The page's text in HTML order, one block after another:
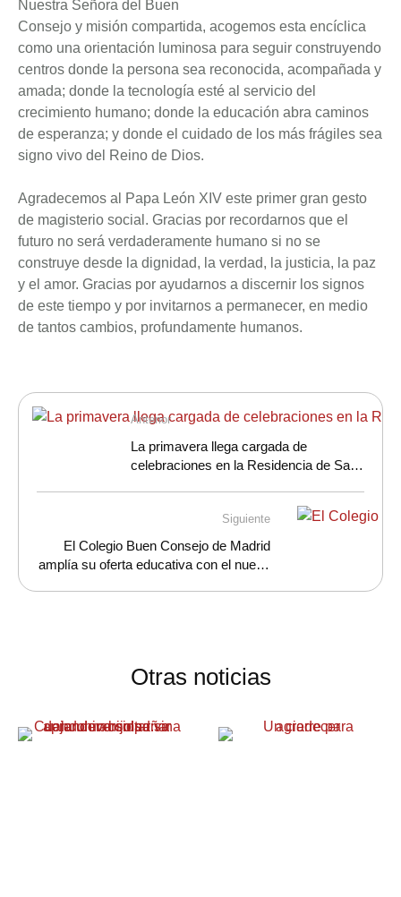
Nuestra Señora del Buen
Consejo y misión compartida, acogemos esta encíclica
como una orientación luminosa para seguir construyendo
centros donde la persona sea reconocida, acompañada y
amada; donde la tecnología esté al servicio del
crecimiento humano; donde la educación abra caminos
de esperanza; y donde el cuidado de los más frágiles sea
signo vivo del Reino de Dios.
Agradecemos al Papa León XIV este primer gran gesto
de magisterio social. Gracias por recordarnos que el
futuro no será verdaderamente humano si no se
construye desde la dignidad, la verdad, la justicia, la paz
y el amor. Gracias por ayudarnos a discernir los signos
de este tiempo y por invitarnos a permanecer, en medio
de tantos cambios, profundamente humanos.
Anterior
La primavera llega cargada de
celebraciones en la Residencia de San
Siguiente
El Colegio Buen Consejo de Madrid
amplía su oferta educativa con el nuevo
Otras noticias